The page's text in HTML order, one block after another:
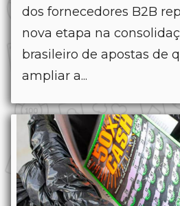
dos fornecedores B2B
nova etapa na
brasileiro de apostas de
ampliar a...